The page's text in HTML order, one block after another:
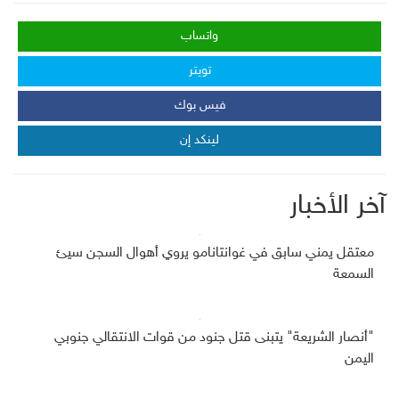
واتساب
تويتر
فيس بوك
لينكد إن
آخر الأخبار
معتقل يمني سابق في غوانتانامو يروي أهوال السجن سيئ
السمعة
"أنصار الشريعة" يتبنى قتل جنود من قوات الانتقالي جنوبي
اليمن